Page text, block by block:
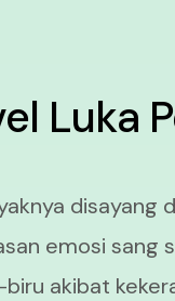
Luka
disayang
emosi sang
akibat